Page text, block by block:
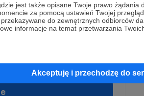
jest także opisane Twoje prawo żądania
za pomocą ustawień Twojej
do zewnętrznych odbiorców
informacje na temat przetwarzania
Akceptuję i przechodzę do
przez Patronite
z siedziba w Warszawie, ul. Żwirki i
w szczególności w celu wykonania
drogą elektroniczną oraz pełnego
oraz otrzymywania wsparcia na naszej
z ogólnego rozporządzenia o ochronie
ograniczenia ich przetwarzania,
Twoich danych osobowych.